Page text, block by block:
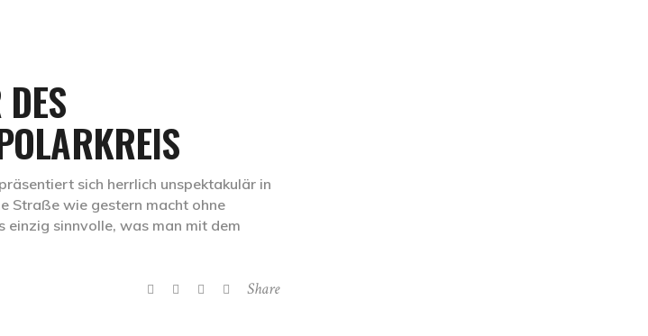
sich herrlich unspektakulär in
Straße wie gestern macht ohne
einzig sinnvolle, was man mit dem
Share